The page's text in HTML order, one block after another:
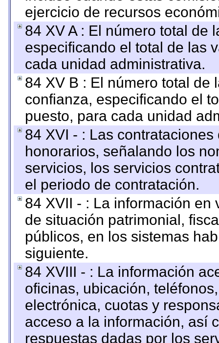
ejercicio de recursos
84 XV A : El número total de
especificando el total de las
cada unidad administrativa.
84 XV B : El número total de
confianza, especificando el
puesto, para cada unidad
84 XVI - : Las
honorarios, señalando los
servicios, los servicios
el periodo de contratación.
84 XVII - : La información
de situación patrimonial,
públicos, en los sistemas
siguiente.
84 XVIII - : La información
oficinas, ubicación,
electrónica, cuotas y
acceso a la información, así
respuestas dadas por los